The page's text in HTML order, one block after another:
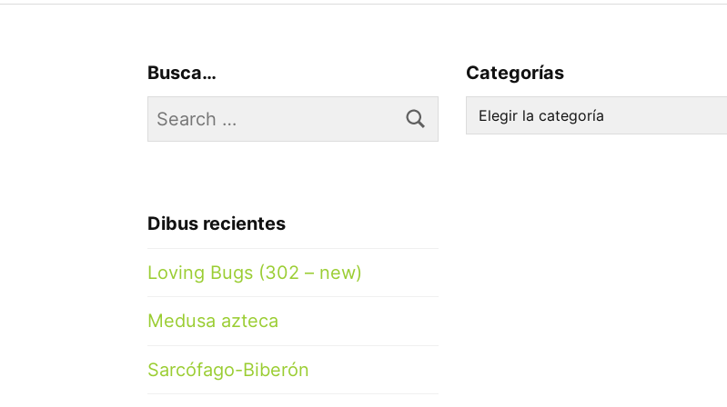
Busca…
Search
for:
Dibus recientes
Loving Bugs (302 – new)
Medusa azteca
Sarcófago-Biberón
Categorías
Categorías